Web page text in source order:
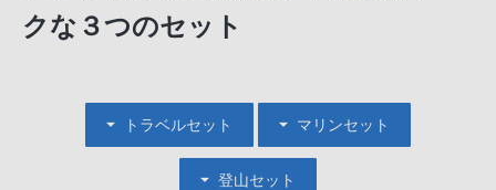
クな３つのセット
トラベルセット マリンセット
登山セット